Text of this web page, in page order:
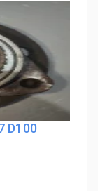
D100